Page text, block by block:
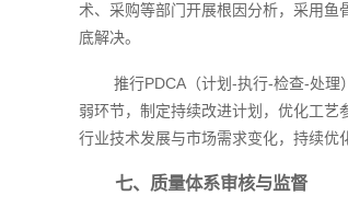
术、采购等部门开展根因分析，采用
底解决。
推行PDCA（计划-执行-检查-处
弱环节，制定持续改进计划，优化工
行业技术发展与市场需求变化，持续优
七、质量体系审核与监督